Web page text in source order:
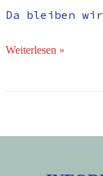
Da bleiben
Weiterlesen »